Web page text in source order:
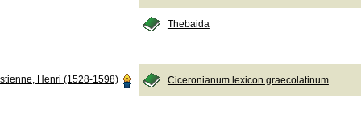
Thebaida
Henri (1528-1598) Ciceronianum lexicon graecolatinum